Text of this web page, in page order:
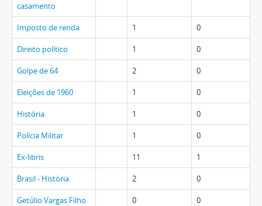
casamento
Imposto de renda 1 0
Direito político 1 0
Golpe de 64 2 0
Eleições de 1960 1 0
História 1 0
Polícia Militar 1 0
Ex-libris 11 1
Brasil - História 2 0
Getúlio Vargas Filho 0 0